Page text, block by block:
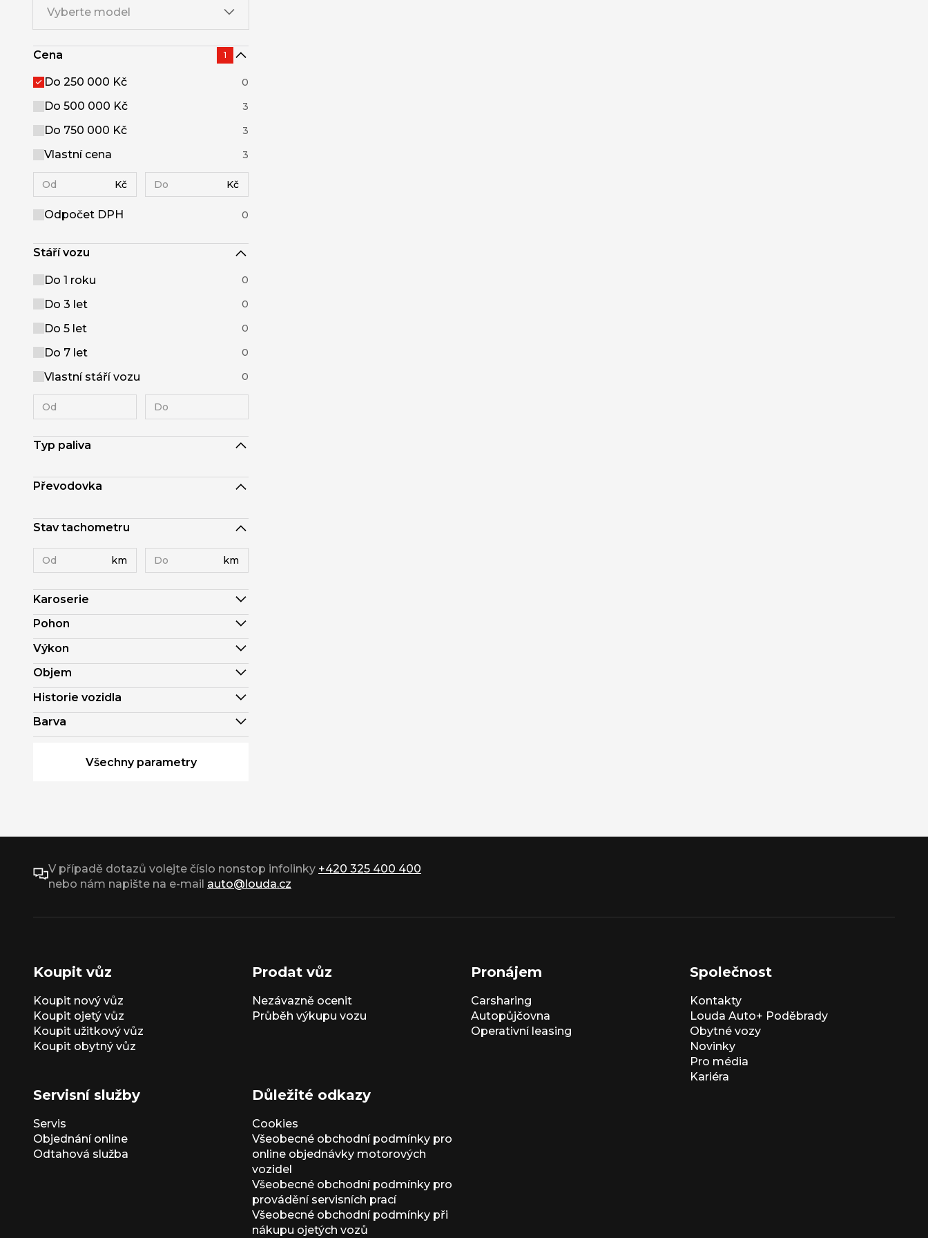
Vyberte model
Cena 1
Do 250 000 Kč 0
Do 500 000 Kč 3
Do 750 000 Kč 3
Vlastní cena 3
Kč Kč
Odpočet DPH 0
Stáří vozu
Do 1 roku 0
Do 3 let 0
Do 5 let 0
Do 7 let 0
Vlastní stáří vozu 0
Typ paliva
Převodovka
Stav tachometru
km km
Karoserie
Pohon
Výkon
Objem
Historie vozidla
Barva
Všechny parametry
V případě dotazů volejte číslo nonstop infolinky +420 325 400 400
nebo nám napište na e-mail auto@louda.cz
Koupit vůz
Koupit nový vůz
Koupit ojetý vůz
Koupit užitkový vůz
Koupit obytný vůz
Prodat vůz
Nezávazně ocenit
Průběh výkupu vozu
Pronájem
Carsharing
Autopůjčovna
Operativní leasing
Společnost
Kontakty
Louda Auto+ Poděbrady
Obytné vozy
Novinky
Pro média
Kariéra
Servisní služby
Servis
Objednání online
Odtahová služba
Důležité odkazy
Cookies
Všeobecné obchodní podmínky pro
online objednávky motorových
vozidel
Všeobecné obchodní podmínky pro
provádění servisních prací
Všeobecné obchodní podmínky při
nákupu ojetých vozů